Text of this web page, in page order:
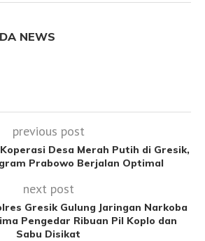
NEWS
previous post
Desa Merah Putih di Gresik,
Prabowo Berjalan Optimal
next post
Gresik Gulung Jaringan Narkoba
Pengedar Ribuan Pil Koplo dan
Sabu Disikat